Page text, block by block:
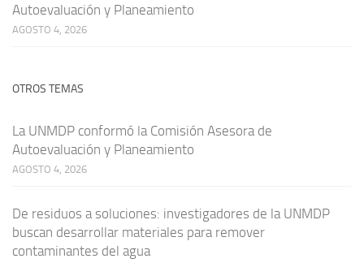
Autoevaluación y Planeamiento
AGOSTO 4, 2026
OTROS TEMAS
La UNMDP conformó la Comisión Asesora de
Autoevaluación y Planeamiento
AGOSTO 4, 2026
De residuos a soluciones: investigadores de la UNMDP
buscan desarrollar materiales para remover
contaminantes del agua